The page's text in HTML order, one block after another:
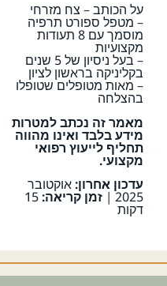
על הכותב – צח מזרחי
– מטפל ספורט תרפיה
מוסמך עם 8 תעודות
מקצועיות
– בעל ניסיון של 5 שנים
בקליניקה בראשון לציון
– מאות מטופלים שטופלו
בהצלחה
מאמר זה נכתב למטרות
מידע בלבד ואינו מהווה
תחליף לייעוץ רפואי
מקצועי.
עדכון אחרון:אוקטובר
2025 | זמן קריאה:15
דקות